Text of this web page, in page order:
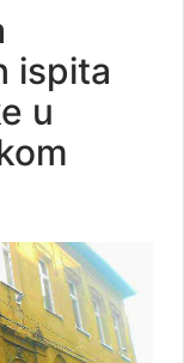
ispita
u